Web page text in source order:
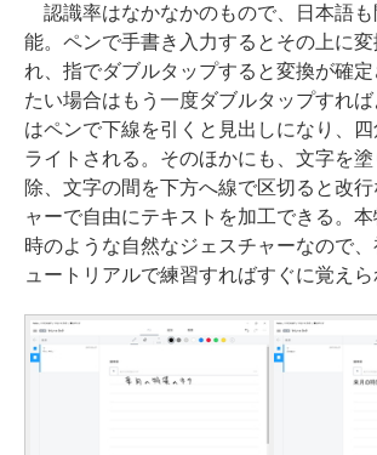
認識率はなかなかのもので、日本語も
能。ペンで手書き入力するとその上に
れ、指でダブルタップすると変換が確
たい場合はもう一度ダブルタップすれば
はペンで下線を引くと見出しになり、
ライトされる。そのほかにも、文字を塗
除、文字の間を下方へ線で区切ると改
ャーで自由にテキストを加工できる。本
時のような自然なジェスチャーなので
ュートリアルで練習すればすぐに覚えら